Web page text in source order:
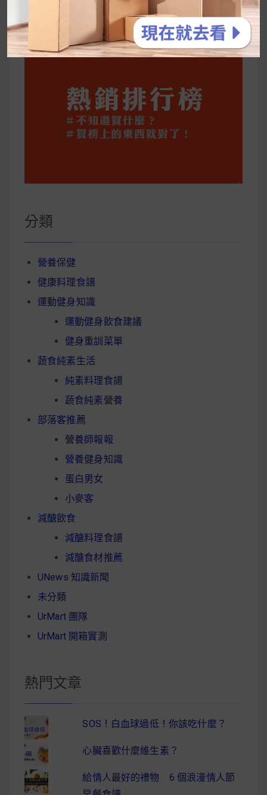
你一定要知道的技巧
分類
營養保健
健康料理食譜
運動健身知識
運動健身飲食建議
健身重訓菜單
蔬食純素生活
純素料理食譜
蔬食純素營養
部落客推薦
營養師報報
營養健身知識
蛋白男女
小麥客
減醣飲食
減醣料理食譜
減醣食材推薦
UNews 知識新聞
未分類
UrMart 團隊
UrMart 開箱實測
熱門文章
SOS！白血球過低！你該吃什麼？
心臟喜歡什麼維生素？
給情人最好的禮物 6 個浪漫情人節